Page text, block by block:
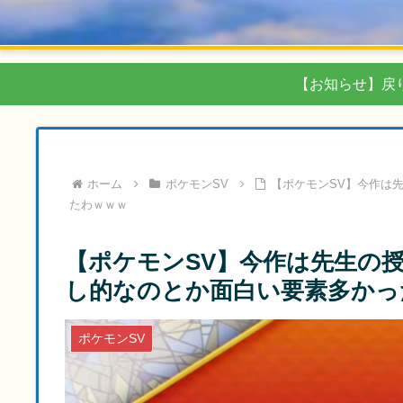
【お知らせ】
ホーム ポケモンSV
【ポケモンSV】今作は
たわｗｗｗ
【ポケモンSV】今作は先生の
し的なのとか面白い要素多か
ポケモンSV